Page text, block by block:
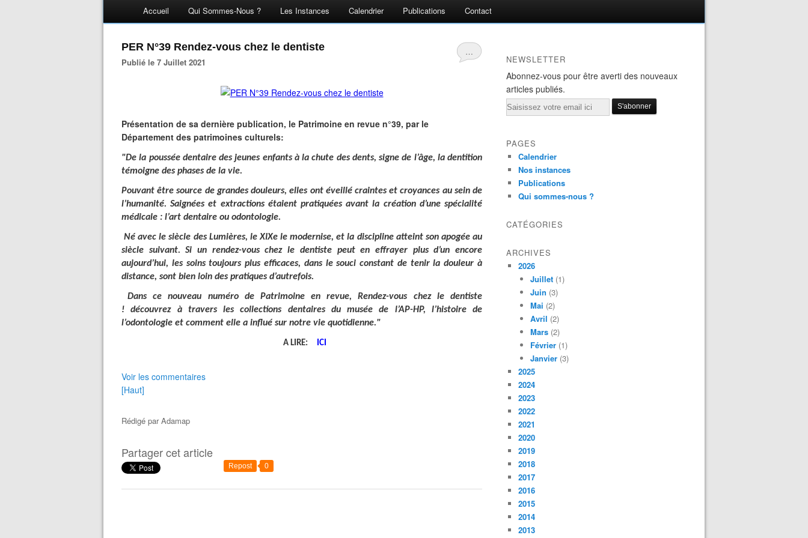
Accueil Qui Sommes-Nous ? Les Instances Calendrier Publications Contact
…
PER N°39 Rendez-vous chez le dentiste
Publié le 7 Juillet 2021
Présentation de sa dernière publication, le Patrimoine en revue n°39, par le
Département des patrimoines culturels:
"De la poussée dentaire des jeunes enfants à la chute des dents, signe de l’âge, la dentition
témoigne des phases de la vie.
Pouvant être source de grandes douleurs, elles ont éveillé craintes et croyances au sein de
l’humanité. Saignées et extractions étaient pratiquées avant la création d’une spécialité
médicale : l’art dentaire ou odontologie.
Né avec le siècle des Lumières, le XIXe le modernise, et la discipline atteint son apogée au
siècle suivant. Si un rendez-vous chez le dentiste peut en effrayer plus d’un encore
aujourd’hui, les soins toujours plus efficaces, dans le souci constant de tenir la douleur à
distance, sont bien loin des pratiques d’autrefois.
Dans ce nouveau numéro de Patrimoine en revue, Rendez-vous chez le dentiste
! découvrez à travers les collections dentaires du musée de l’AP-HP, l’histoire de
l’odontologie et comment elle a influé sur notre vie quotidienne."
A LIRE: ICI
Voir les commentaires
[Haut]
Rédigé parAdamap
Partager cet article
Repost 0
NEWSLETTER
Abonnez-vous pour être averti des nouveaux
articles publiés.
Email
PAGES
Calendrier
Nos instances
Publications
Qui sommes-nous ?
CATÉGORIES
ARCHIVES
2026
Juillet (1)
Juin (3)
Mai (2)
Avril (2)
Mars (2)
Février (1)
Janvier (3)
2025
2024
2023
2022
2021
2020
2019
2018
2017
2016
2015
2014
2013